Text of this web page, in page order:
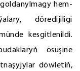
hem-
döredijiligi
kesgitlenildi.
ösüşine
döwletiň,